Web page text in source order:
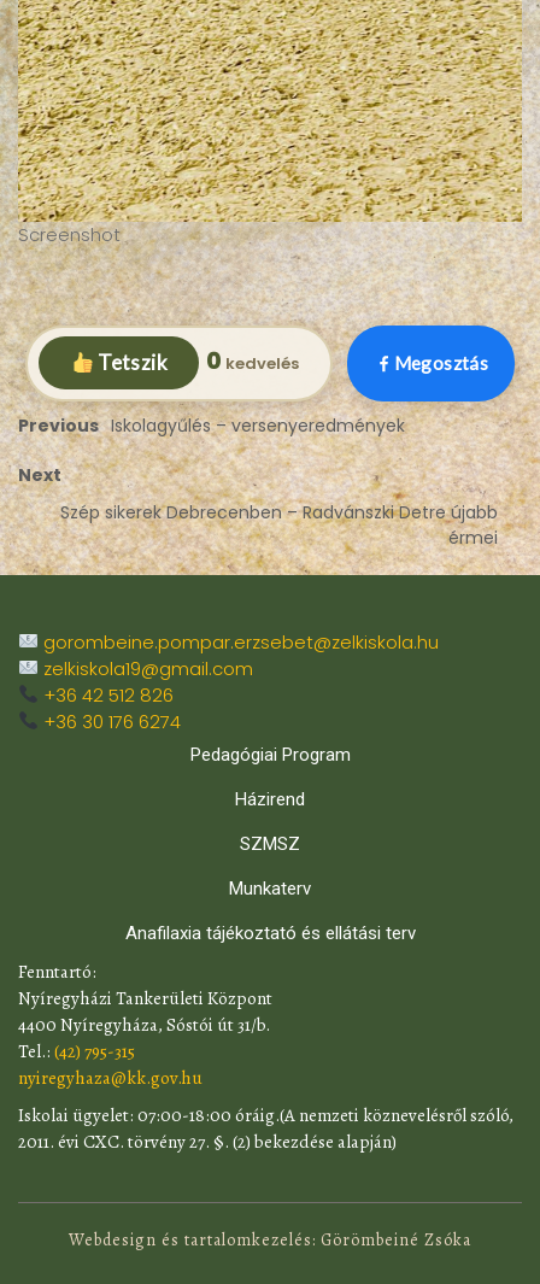
Screenshot
Tetszik 0 Megosztás
Previous Iskolagyűlés – versenyeredmények
Next
Szép sikerek Debrecenben – Radvánszki Detre újabb
érmei
gorombeine.pompar.erzsebet@zelkiskola.hu
zelkiskola19@gmail.com
+36 42 512 826
+36 30 176 6274
Pedagógiai Program
Házirend
SZMSZ
Munkaterv
Anafilaxia tájékoztató és ellátási terv
​Fenntartó:
Nyíregyházi Tankerületi Központ
4400 Nyíregyháza, Sóstói út 31/b.
Tel.: (42) 795-315
nyiregyhaza@kk.gov.hu
​Iskolai ügyelet: 07:00-18:00 óráig.(A nemzeti köznevelésről szóló,
2011. évi CXC. törvény 27. §. (2) bekezdése alapján)
Webdesign és tartalomkezelés: Görömbeiné Zsóka